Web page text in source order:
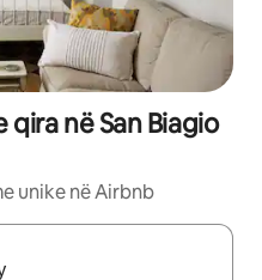
në San Biagio
unike në Airbnb
lëviz me butonat e